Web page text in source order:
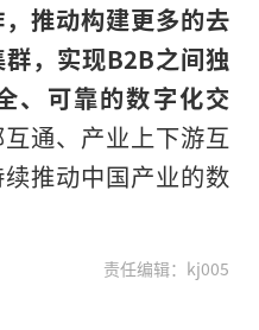
推动构建更多的去
，实现B2B之间独
、可靠的数字化交
通、产业上下游互
推动中国产业的数
责任编辑：kj005